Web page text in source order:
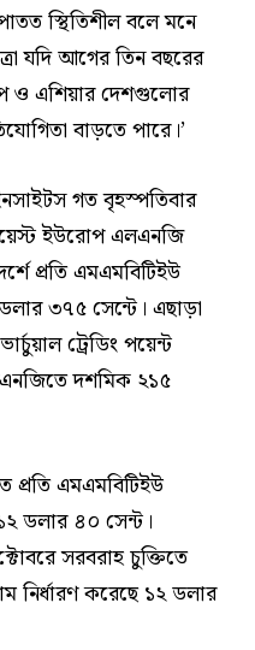
স্থিতিশীল বলে মনে
যদি আগের তিন বছরের
ও এশিয়ার দেশগুলোর
বাড়তে পারে।’
গত বৃহস্পতিবার
ইউরোপ এলএনজি
প্রতি এমএমবিটিইউ
৩৭৫ সেন্টে। এছাড়া
ট্রেডিং পয়েন্ট
দশমিক ২১৫
প্রতি এমএমবিটিইউ
ডলার ৪০ সেন্ট।
সরবরাহ চুক্তিতে
নির্ধারণ করেছে ১২ ডলার